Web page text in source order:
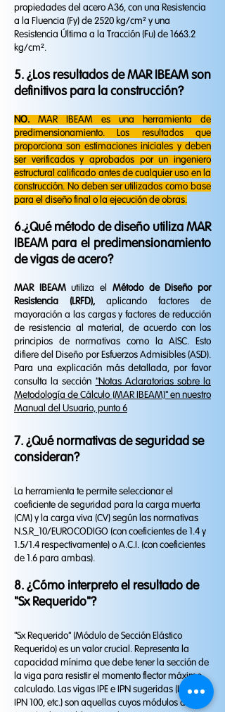
propiedades del acero A36, con una Resistencia
a la Fluencia (Fy) de 2520 kg/cm² y una
Resistencia Última a la Tracción (Fu) de 1663.2
kg/cm².
5. ¿Los resultados de MAR IBEAM son
definitivos para la construcción?
​NO. MAR IBEAM es una herramienta de
predimensionamiento. Los resultados que
proporciona son estimaciones iniciales y deben
ser verificados y aprobados por un ingeniero
estructural calificado antes de cualquier uso en la
construcción. No deben ser utilizados como base
para el diseño final o la ejecución de obras.
6.¿Qué método de diseño utiliza MAR
IBEAM para el predimensionamiento
de vigas de acero?
MAR IBEAMutiliza el Método de Diseño por
Resistencia (LRFD), aplicando factores de
mayoración a las cargas y factores de reducción
de resistencia al material, de acuerdo con los
principios de normativas como la AISC. Esto
difiere del Diseño por Esfuerzos Admisibles (ASD).
Para una explicación más detallada, por favor
consulta la sección "Notas Aclaratorias sobre la
Metodología de Cálculo (MAR IBEAM)" en nuestro
Manual del Usuario, punto 6
7. ¿Qué normativas de seguridad se
consideran?
La herramienta te permite seleccionar el
coeficiente de seguridad para la carga muerta
(CM) y la carga viva (CV) según las normativas
N.S.R_10/EUROCODIGO (con coeficientes de 1.4 y
1.5/1.4 respectivamente) o A.C.I. (con coeficientes
de 1.6 para ambas).
8. ¿Cómo interpreto el resultado de
"Sx Requerido"?
"Sx Requerido" (Módulo de Sección Elástico
Requerido) es un valor crucial. Representa la
capacidad mínima que debe tener la sección de
la viga para resistir el momento flector máximo
calculado. Las vigas IPE e IPN sugeridas (IPE 80,
IPN 100, etc.) son aquellas cuyos módulos de